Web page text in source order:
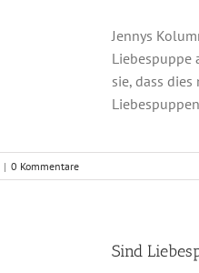
Jennys
Liebespuppe
sie, dass
| 0 Kommentare
Sind